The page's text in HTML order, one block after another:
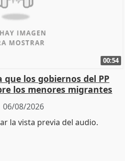
00:54
que los gobiernos del PP
los menores migrantes
06/08/2026